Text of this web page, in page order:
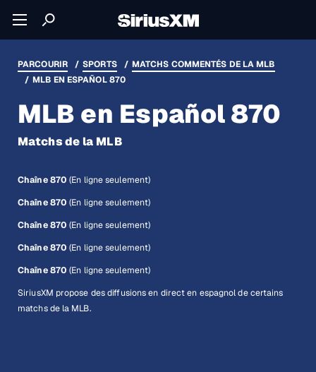
PARCOURIR SPORTS
MATCHS COMMENTÉS DE LA MLB
MLB EN ESPAÑOL 870
MLB en Español 870
Matchs de la MLB
Chaîne 870(En ligne seulement)
Chaîne 870(En ligne seulement)
Chaîne 870(En ligne seulement)
Chaîne 870(En ligne seulement)
Chaîne 870(En ligne seulement)
SiriusXM propose des diffusions en direct en espagnol de certains
matchs de la MLB.